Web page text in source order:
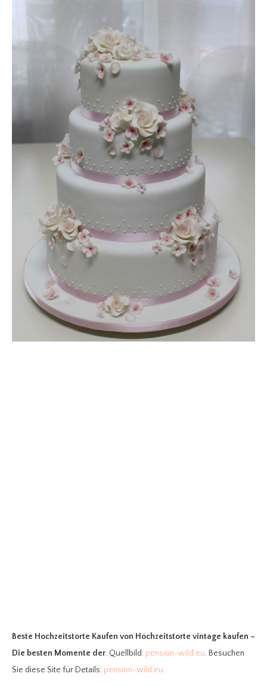
Beste Hochzeitstorte Kaufen von Hochzeitstorte vintage kaufen –
Die besten Momente der. Quellbild: pension-wild.eu. Besuchen
Sie diese Site für Details: pension-wild.eu